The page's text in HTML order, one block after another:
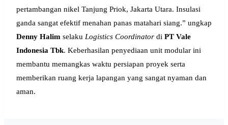
pertambangan nikel Tanjung Priok, Jakarta Utara. Insulasi
ganda sangat efektif menahan panas matahari siang.” ungkap
Denny Halim selaku Logistics Coordinator di PT Vale
Indonesia Tbk. Keberhasilan penyediaan unit modular ini
membantu memangkas waktu persiapan proyek serta
memberikan ruang kerja lapangan yang sangat nyaman dan
aman.